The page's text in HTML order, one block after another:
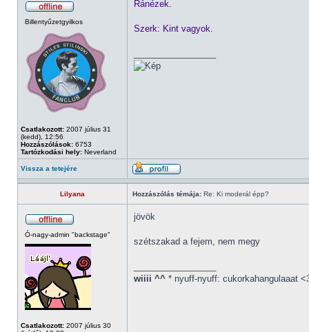
Billentyűzetgyilkos
Csatlakozott: 2007 július 31
(kedd), 12:56
Hozzászólások: 6753
Tartózkodási hely: Neverland
Ránézek.
Szerk: Kint vagyok.
Vissza a tetejére
Lilyana Hozzászólás témája: Re: Ki moderál épp?
Ó-nagy-admin "backstage"
Csatlakozott: 2007 július 30
jövök
szétszakad a fejem, nem megy
wiiii ^^ * nyuff-nyuff: cukorkahangulaaat